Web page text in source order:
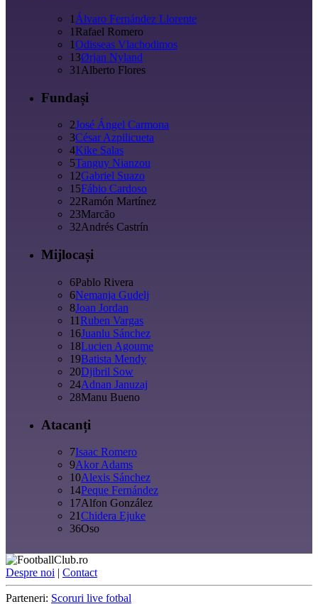
1 Álvaro Fernández Llorente
1 Rafael Romero
1Odisseas Vlachodimos
13Ørjan Nyland
31 Alberto Flores
Fundași
2José Ángel Carmona
3César Azpilicueta
4Kike Salas
5Tanguy Nianzou
12Gabriel Suazo
15Fábio Cardoso
22Ramón Martínez
23Marcão
32Andrés Castrín
Mijlocași
6Pablo Rivera
6Nemanja Gudelj
8Joan Jordan
11Ruben Vargas
16Juanlu Sánchez
18Lucien Agoume
19Batista Mendy
20Djibril Sow
24Adnan Januzaj
28Manu Bueno
Atacanți
7Isaac Romero
9Akor Adams
10Alexis Sánchez
14Peque Fernández
17Alfon González
21Chidera Ejuke
36Oso
Despre noi | Contact
Parteneri: Scoruri live fotbal